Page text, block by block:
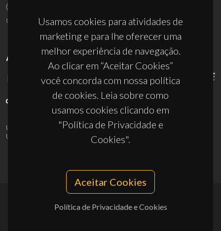
Usamos cookies para atividades de
marketing e para lhe oferecer uma
melhor experiência de navegação.
Ao clicar em “Aceitar Cookies”
você concorda com nossa política
de cookies. Leia sobre como
usamos cookies clicando em
"Política de Privacidade e
Cookies".
Aceitar Cookies
Política de Privacidade e Cookies
(+351) 234 370 200
ciceco@ua.pt
APOIOS
UID/PRR/50011/2025(DOI:10.54499/UID/PRR/50011/2025
UID/PRR2/50011/2025
10.54499/UID/PRR2/50011/2025
© 2026, CICECO